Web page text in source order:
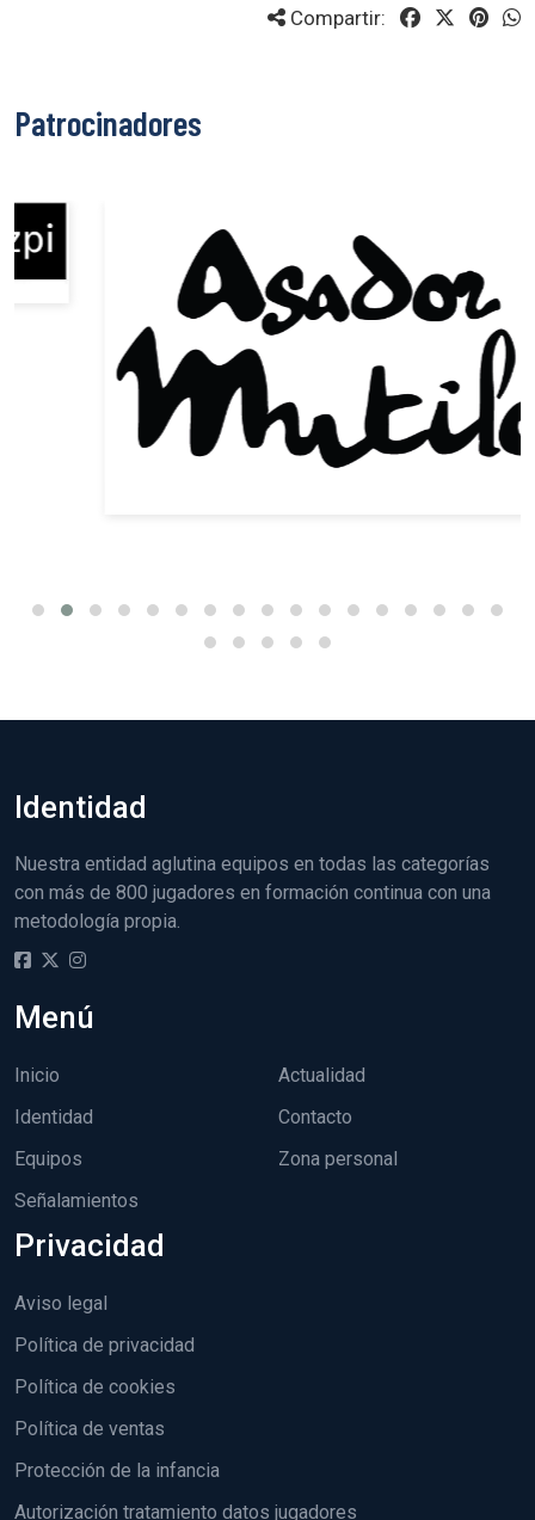
Compartir:
Patrocinadores
Identidad
Nuestra entidad aglutina equipos en todas las categorías
con más de 800 jugadores en formación continua con una
metodología propia.
Menú
Inicio
Identidad
Equipos
Señalamientos
Actualidad
Contacto
Zona personal
Privacidad
Aviso legal
Política de privacidad
Política de cookies
Política de ventas
Protección de la infancia
Autorización tratamiento datos jugadores